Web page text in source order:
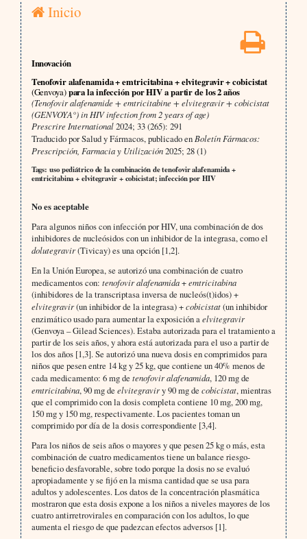
Inicio
Innovación
Tenofovir alafenamida + emtricitabina + elvitegravir + cobicistat
(Genvoya)para la infección por HIV a partir de los 2 años
(Tenofovir alafenamide + emtricitabine + elvitegravir + cobicistat
(GENVOYA°) in HIV infection from 2 years of age)
Prescrire International2024; 33 (265): 291
Traducido por Salud y Fármacos, publicado en Boletín Fármacos:
Prescripción, Farmacia y Utilización2025; 28 (1)
Tags: uso pediátrico de la combinación de tenofovir alafenamida +
emtricitabina + elvitegravir + cobicistat; infección por HIV
No es aceptable
Para algunos niños con infección por HIV, una combinación de dos
inhibidores de nucleósidos con un inhibidor de la integrasa, como el
dolutegravir(Tivicay) es una opción [1,2].
En la Unión Europea, se autorizó una combinación de cuatro
medicamentos con: tenofovir alafenamida+emtricitabina
(inhibidores de la transcriptasa inversa de nucleós(t)idos) +
elvitegravir(un inhibidor de la integrasa) +cobicistat(un inhibidor
enzimático usado para aumentar la exposición aelvitegravir
(Genvoya – Gilead Sciences). Estaba autorizada para el tratamiento a
partir de los seis años, y ahora está autorizada para el uso a partir de
los dos años [1,3]. Se autorizó una nueva dosis en comprimidos para
niños que pesen entre 14 kg y 25 kg, que contiene un 40% menos de
cada medicamento: 6 mg de tenofovir alafenamida, 120 mg de
emtricitabina, 90 mg de elvitegraviry 90 mg de cobicistat, mientras
que el comprimido con la dosis completa contiene 10 mg, 200 mg,
150 mg y 150 mg, respectivamente. Los pacientes toman un
comprimido por día de la dosis correspondiente [3,4].
Para los niños de seis años o mayores y que pesen 25 kg o más, esta
combinación de cuatro medicamentos tiene un balance riesgo-
beneficio desfavorable, sobre todo porque la dosis no se evaluó
apropiadamente y se fijó en la misma cantidad que se usa para
adultos y adolescentes. Los datos de la concentración plasmática
mostraron que esta dosis expone a los niños a niveles mayores de los
cuatro antirretrovirales en comparación con los adultos, lo que
aumenta el riesgo de que padezcan efectos adversos [1].